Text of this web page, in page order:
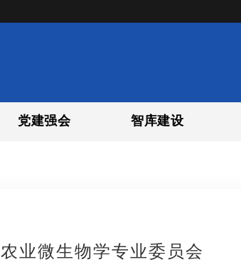
党建强会 智库建设
农业微生物学专业委员会